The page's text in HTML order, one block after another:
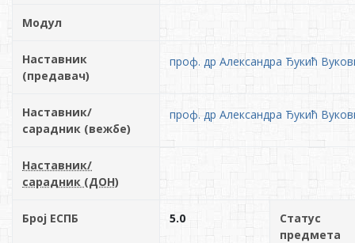
Модул
Наставник
(предавач)
проф. др Александра Ђукић
Наставник/
сарадник (вежбе)
проф. др Александра Ђукић
Наставник/
сарадник (ДОН)
Број ЕСПБ 5.0
Статус
предмета